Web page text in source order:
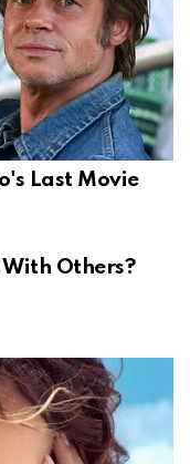
Last Movie
With Others?